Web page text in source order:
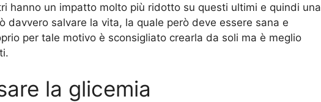
hanno un impatto molto più ridotto su questi ultimi e quindi una
davvero salvare la vita, la quale però deve essere sana e
per tale motivo è sconsigliato crearla da soli ma è meglio
la glicemia